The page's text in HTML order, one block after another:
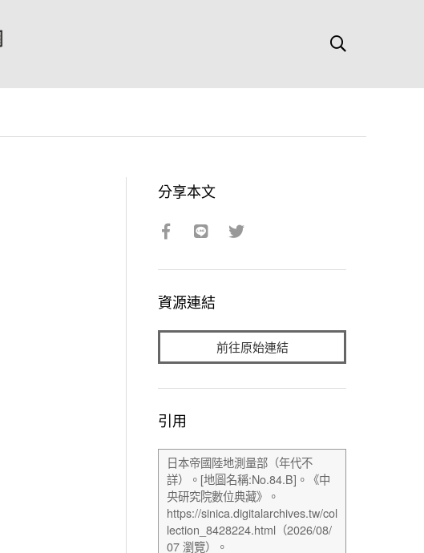
分享本文
資源連結
前往原始連結
引用